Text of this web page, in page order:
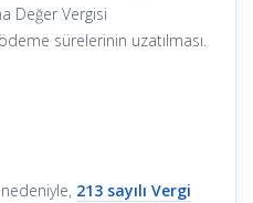
Değer Vergisi
sürelerinin uzatılması.
213 sayılı Vergi